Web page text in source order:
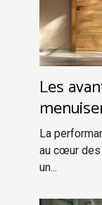
Les
Qualibat
La
au cœur des
un...